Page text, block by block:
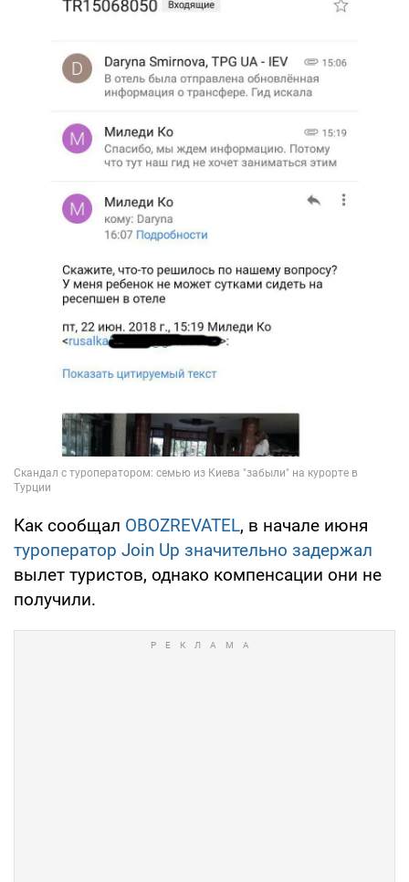
Как сообщал OBOZREVATEL, в начале июня
туроператор Join Up значительно задержал
вылет туристов, однако компенсации они не
получили.